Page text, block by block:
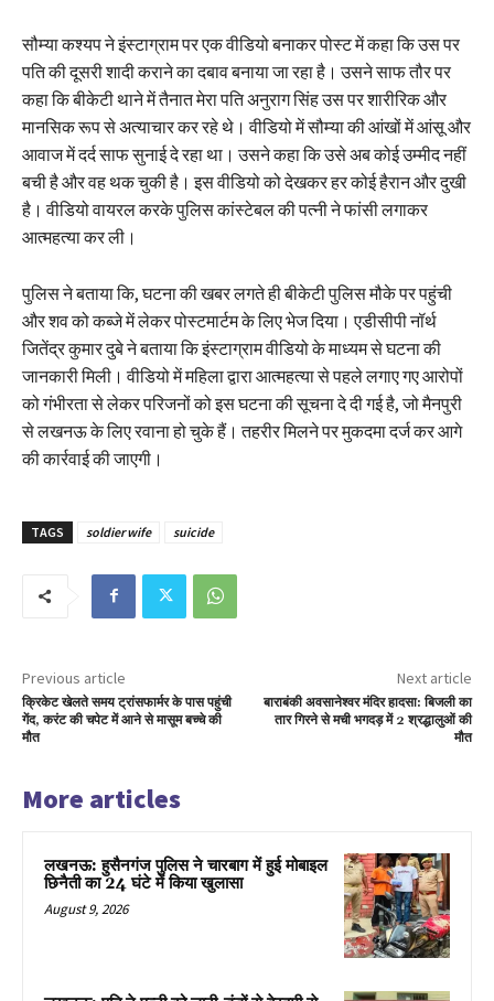
सौम्या कश्यप ने इंस्टाग्राम पर एक वीडियो बनाकर पोस्ट में कहा कि उस पर
पति की दूसरी शादी कराने का दबाव बनाया जा रहा है। उसने साफ तौर पर
कहा कि बीकेटी थाने में तैनात मेरा पति अनुराग सिंह उस पर शारीरिक और
मानसिक रूप से अत्याचार कर रहे थे। वीडियो में सौम्या की आंखों में आंसू और
आवाज में दर्द साफ सुनाई दे रहा था। उसने कहा कि उसे अब कोई उम्मीद नहीं
बची है और वह थक चुकी है। इस वीडियो को देखकर हर कोई हैरान और दुखी
है। वीडियो वायरल करके पुलिस कांस्टेबल की पत्नी ने फांसी लगाकर
आत्महत्या कर ली।
पुलिस ने बताया कि, घटना की खबर लगते ही बीकेटी पुलिस मौके पर पहुंची
और शव को कब्जे में लेकर पोस्टमार्टम के लिए भेज दिया। एडीसीपी नॉर्थ
जितेंद्र कुमार दुबे ने बताया कि इंस्टाग्राम वीडियो के माध्यम से घटना की
जानकारी मिली। वीडियो में महिला द्वारा आत्महत्या से पहले लगाए गए आरोपों
को गंभीरता से लेकर परिजनों को इस घटना की सूचना दे दी गई है, जो मैनपुरी
से लखनऊ के लिए रवाना हो चुके हैं। तहरीर मिलने पर मुकदमा दर्ज कर आगे
की कार्रवाई की जाएगी।
TAGS soldier wife suicide
Previous article
क्रिकेट खेलते समय ट्रांसफार्मर के पास पहुंची
गेंद, करंट की चपेट में आने से मासूम बच्चे की
मौत
Next article
बाराबंकी अवसानेश्वर मंदिर हादसा: बिजली का
तार गिरने से मची भगदड़ में 2 श्रद्धालुओं की
मौत
More articles
लखनऊ: हुसैनगंज पुलिस ने चारबाग में हुई मोबाइल
छिनैती का 24 घंटे में किया खुलासा
August 9, 2026